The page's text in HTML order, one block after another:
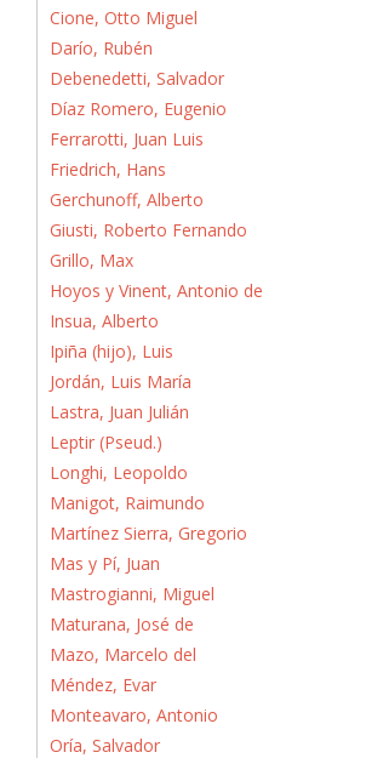
Cione, Otto Miguel
Darío, Rubén
Debenedetti, Salvador
Díaz Romero, Eugenio
Ferrarotti, Juan Luis
Friedrich, Hans
Gerchunoff, Alberto
Giusti, Roberto Fernando
Grillo, Max
Hoyos y Vinent, Antonio de
Insua, Alberto
Ipiña (hijo), Luis
Jordán, Luis María
Lastra, Juan Julián
Leptir (Pseud.)
Longhi, Leopoldo
Manigot, Raimundo
Martínez Sierra, Gregorio
Mas y Pí, Juan
Mastrogianni, Miguel
Maturana, José de
Mazo, Marcelo del
Méndez, Evar
Monteavaro, Antonio
Oría, Salvador